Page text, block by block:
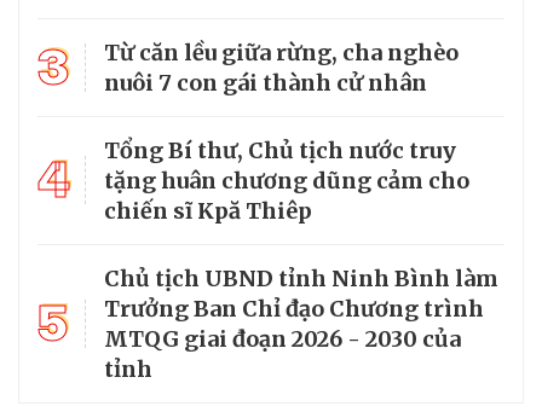
3
Từ căn lều giữa rừng, cha nghèo
nuôi 7 con gái thành cử nhân
4
Tổng Bí thư, Chủ tịch nước truy
tặng huân chương dũng cảm cho
chiến sĩ Kpă Thiêp
5
Chủ tịch UBND tỉnh Ninh Bình làm
Trưởng Ban Chỉ đạo Chương trình
MTQG giai đoạn 2026 - 2030 của
tỉnh